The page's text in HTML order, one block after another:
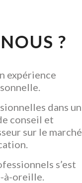
?
expérience
dans un
conseil et
sur le marché
s’est
à-oreille.